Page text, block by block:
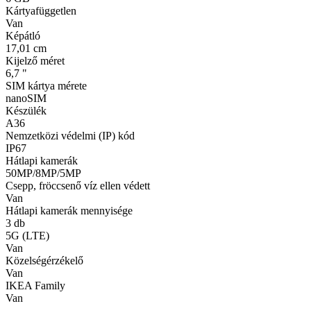
Kártyafüggetlen
Van
Képátló
17,01 cm
Kijelző méret
6,7 "
SIM kártya mérete
nanoSIM
Készülék
A36
Nemzetközi védelmi (IP) kód
IP67
Hátlapi kamerák
50MP/8MP/5MP
Csepp, fröccsenő víz ellen védett
Van
Hátlapi kamerák mennyisége
3 db
5G (LTE)
Van
Közelségérzékelő
Van
IKEA Family
Van